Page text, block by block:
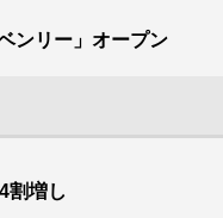
て、地域防
は12となっ
事務所、Ｌ
らＬＰガス
制度」の第１回公募
を推進していく」とし
ンリー」オープン
4割増し